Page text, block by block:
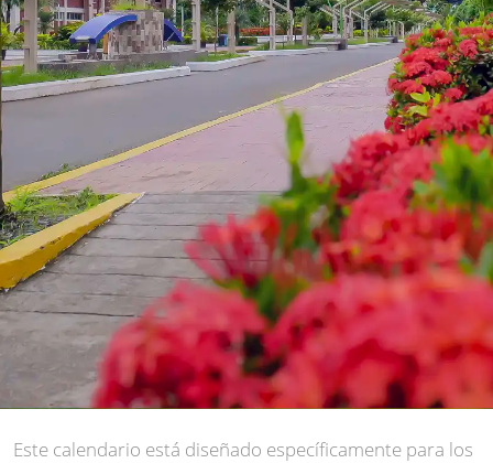
Este calendario está diseñado específicamente para los